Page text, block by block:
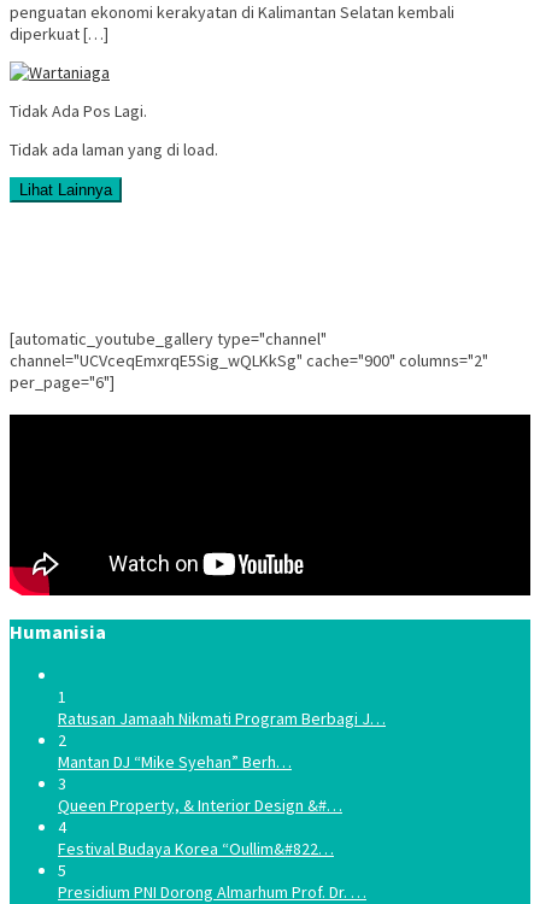
penguatan ekonomi kerakyatan di Kalimantan Selatan kembali
diperkuat […]
Tidak Ada Pos Lagi.
Tidak ada laman yang di load.
Lihat Lainnya
[automatic_youtube_gallery type="channel"
channel="UCVceqEmxrqE5Sig_wQLKkSg" cache="900" columns="2"
per_page="6"]
Humanisia
1
Ratusan Jamaah Nikmati Program Berbagi J…
2
Mantan DJ “Mike Syehan” Berh…
3
Queen Property, & Interior Design &#…
4
Festival Budaya Korea “Oullim&#822…
5
Presidium PNI Dorong Almarhum Prof. Dr. …